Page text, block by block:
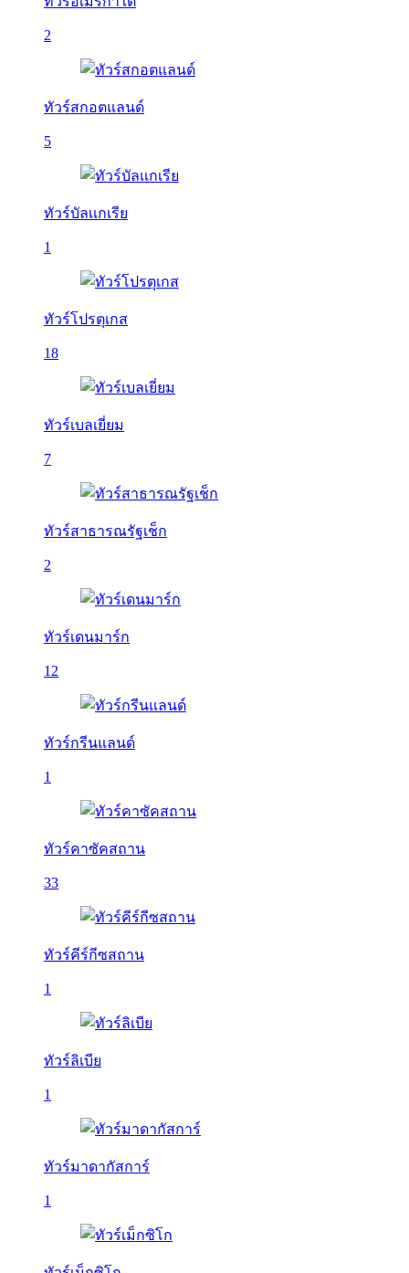
2
ทัวร์สกอตแลนด์
5
ทัวร์บัลเเกเรีย
1
ทัวร์โปรตุเกส
18
ทัวร์เบลเยี่ยม
7
ทัวร์สาธารณรัฐเช็ก
2
ทัวร์เดนมาร์ก
12
ทัวร์กรีนแลนด์
1
ทัวร์คาซัคสถาน
33
ทัวร์คีร์กีซสถาน
1
ทัวร์ลิเบีย
1
ทัวร์มาดากัสการ์
1